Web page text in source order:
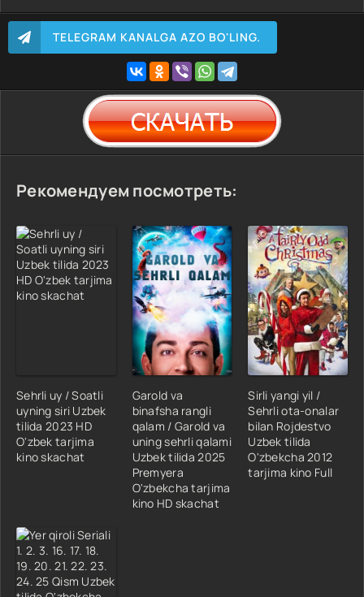
TELEGRAM KANALGA AZO BO'LING.
Рекомендуем посмотреть:
Sehrli uy / Soatli
uyning siri Uzbek
tilida 2023 HD
O'zbek tarjima
kino skachat
Garold va
binafsha rangli
qalam / Garold va
uning sehrli qalami
Uzbek tilida 2025
Premyera
O'zbekcha tarjima
kino HD skachat
Sirli yangi yil /
Sehrli ota-onalar
bilan Rojdestvo
Uzbek tilida
O'zbekcha 2012
tarjima kino Full